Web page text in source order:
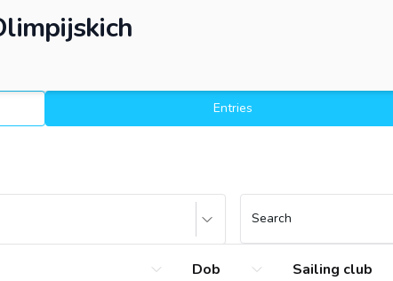
Entries
Search
Dob Sailing club